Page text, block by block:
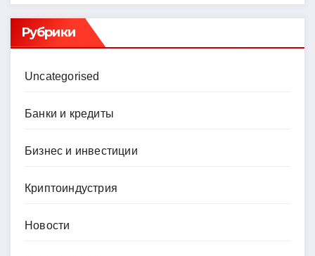
Рубрики
Uncategorised
Банки и кредиты
Бизнес и инвестиции
Криптоиндустрия
Новости